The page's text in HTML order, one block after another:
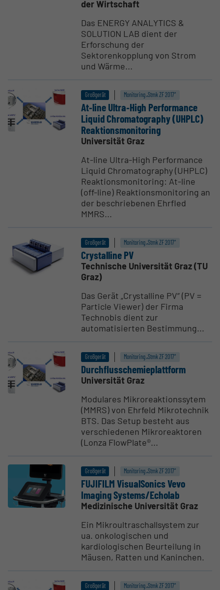
der Wirtschaft
Das ENERGY ANALYTICS &
SOLUTION LAB dient der
Erforschung der
Sektorenkopplung von Strom
und Wärme...
Großgerät Monitoring „Stmk ZF 2017“
At‐line Ultra‐High Perfor­mance
Liquid Chroma­to­graphy (UHPLC)
Reakti­ons­moni­toring
Universität Graz
At-line Ultra-High Performance
Liquid Chromatography (UHPLC)
Reaktionsmonitoring: At-line
(off-line) Reaktionsmonitoring an
der beschriebenen Ehrfled
MMRS...
Großgerät Monitoring „Stmk ZF 2017“
Crystalline PV
Technische Universität Graz (TU
Graz)
Das Gerät „Crystalline PV“ (PV =
Particle Viewer) der Firma
Technobis dient zur
automatisierten Bestimmung...
Großgerät Monitoring „Stmk ZF 2017“
Durch­flus­sche­mie­plattform
Universität Graz
Modulares Mikroreaktionssytem
(MMRS) von Ehrfeld Mikrotechnik
BTS. Das Setup besteht aus
verschiedenen Mikroreaktoren
(Lonza FlowPlate®...
Großgerät Monitoring „Stmk ZF 2017“
FUJIFILM Visual­Sonics Vevo
Imaging Systems/Echolab
Medizinische Universität Graz
Ein Mikroultraschallsystem zur
ua. onkologischen und
kardiologischen Beurteilung in
Mäusen, Ratten und Kaninchen.
Großgerät Monitoring „Stmk ZF 2017“